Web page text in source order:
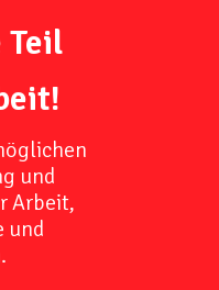
Teil
und
Arbeit,
und